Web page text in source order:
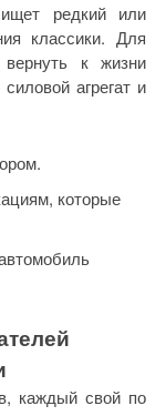
редкий или
классики. Для
к жизни
агрегат и
которые
каждый свой по